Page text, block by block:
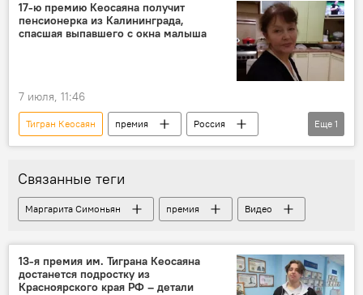
17-ю премию Кеосаяна получит
пенсионерка из Калининграда,
спасшая выпавшего с окна малыша
7 июля, 11:46
Тигран Кеосаян премия
Россия
Общество
Еще 1
Связанные теги
Маргарита Симоньян премия Видео
13-я премия им. Тиграна Кеосаяна
достанется подростку из
Красноярского края РФ – детали